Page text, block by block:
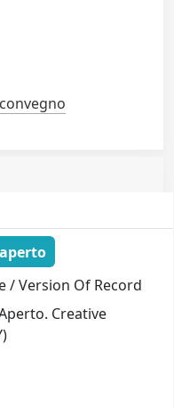
/ Version Of Record
Creative